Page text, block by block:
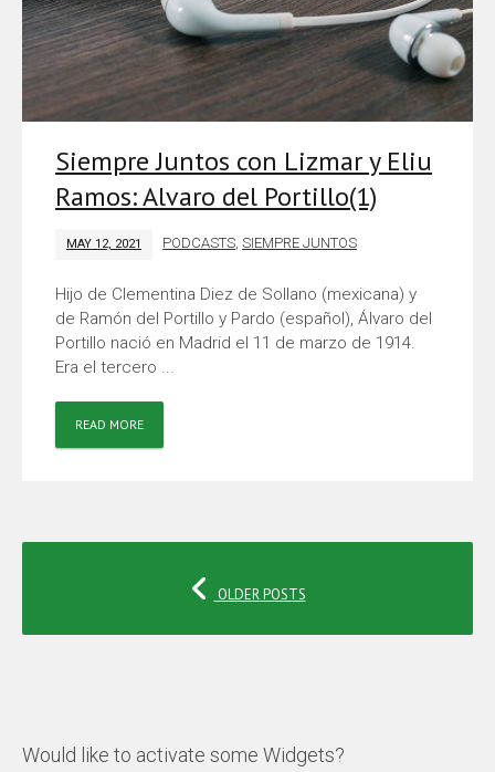
Siempre Juntos con Lizmar y Eliu
Ramos: Alvaro del Portillo(1)
MAY 12, 2021 PODCASTS,SIEMPRE JUNTOS
Hijo de Clementina Diez de Sollano (mexicana) y
de Ramón del Portillo y Pardo (español), Álvaro del
Portillo nació en Madrid el 11 de marzo de 1914.
Era el tercero ...
READ MORE
POSTS
NAVIGATIONOLDER POSTS
Would like to activate some Widgets?